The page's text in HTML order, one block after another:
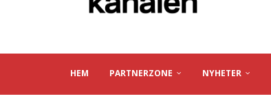
HEM PARTNERZONE NYHETER